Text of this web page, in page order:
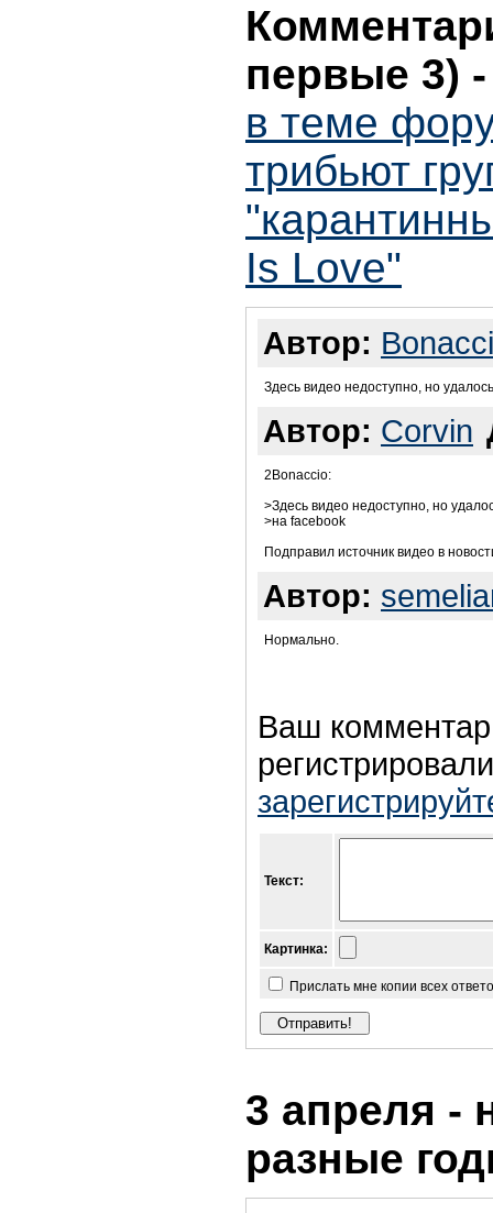
первые 3)
в теме
трибьют
Is Love"
Автор:
Здесь видео недоступно, но
Автор: Corvin
2Bonaccio:
>Здесь видео недоступно, но
>на facebook
Подправил источник видео в
Автор:
Нормально.
Ваш
Текст:
Картинка:
Прислать мне копии всех
3 апреля -
разные